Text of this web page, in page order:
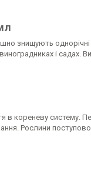
знищують однорічні
і садах.
кореневу систему.
Рослини